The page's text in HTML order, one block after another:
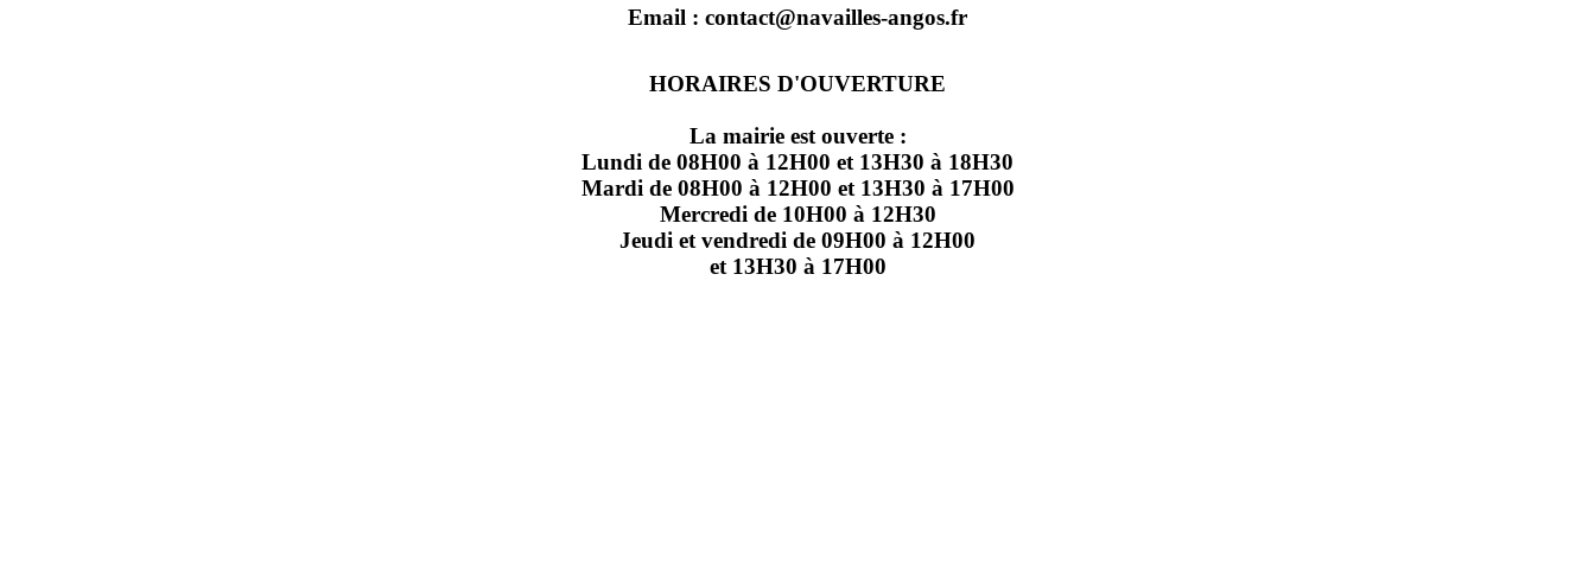
Email : contact@navailles-angos.fr
HORAIRES D'OUVERTURE
La mairie est ouverte :
Lundi de 08H00 à 12H00 et 13H30 à 18H30
Mardi de 08H00 à 12H00 et 13H30 à 17H00
Mercredi de 10H00 à 12H30
Jeudi et vendredi de 09H00 à 12H00
et 13H30 à 17H00